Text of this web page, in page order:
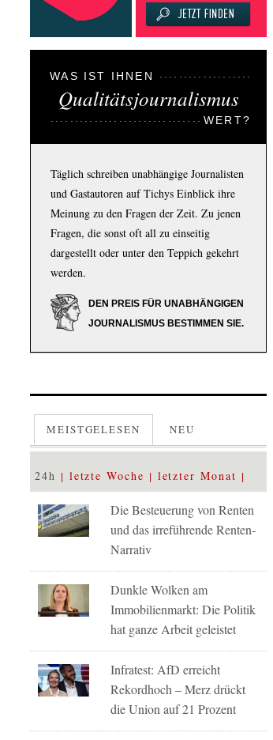
WAS IST IHNEN
Qualitätsjournalismus
WERT?
Täglich schreiben unabhängige Journalisten
und Gastautoren auf Tichys Einblick ihre
Meinung zu den Fragen der Zeit. Zu jenen
Fragen, die sonst oft all zu einseitig
dargestellt oder unter den Teppich gekehrt
werden.
DEN PREIS FÜR UNABHÄNGIGEN
JOURNALISMUS BESTIMMEN SIE.
MEISTGELESEN NEU
24h letzte Woche letzter Monat
Die Besteuerung von Renten
und das irreführende Renten-
Narrativ
Dunkle Wolken am
Immobilienmarkt: Die Politik
hat ganze Arbeit geleistet
Infratest: AfD erreicht
Rekordhoch – Merz drückt
die Union auf 21 Prozent